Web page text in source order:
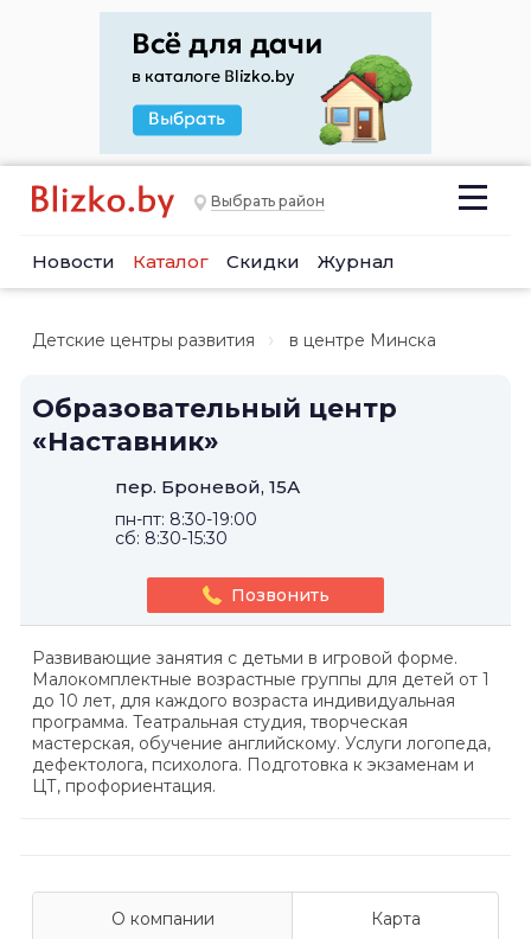
Выбрать район
Новости Каталог Скидки Журнал
Детские центры развития в центре Минска
Образовательный центр
«Наставник»
пер. Броневой, 15А
пн-пт: 8:30-19:00
сб: 8:30-15:30
Позвонить
Развивающие занятия с детьми в игровой форме.
Малокомплектные возрастные группы для детей от 1
до 10 лет, для каждого возраста индивидуальная
программа. Театральная студия, творческая
мастерская, обучение английскому. Услуги логопеда,
дефектолога, психолога. Подготовка к экзаменам и
ЦТ, профориентация.
О компании Карта